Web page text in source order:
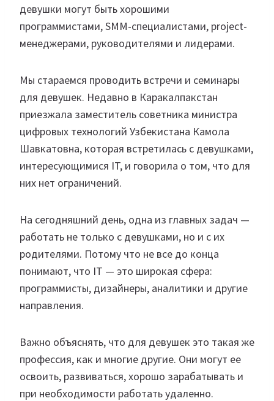
девушки могут быть хорошими
программистами, SMM-специалистами, project-
менеджерами, руководителями и лидерами.
Мы стараемся проводить встречи и семинары
для девушек. Недавно в Каракалпакстан
приезжала заместитель советника министра
цифровых технологий Узбекистана Камола
Шавкатовна, которая встретилась с девушками,
интересующимися IT, и говорила о том, что для
них нет ограничений.
На сегодняшний день, одна из главных задач —
работать не только с девушками, но и с их
родителями. Потому что не все до конца
понимают, что IT — это широкая сфера:
программисты, дизайнеры, аналитики и другие
направления.
Важно объяснять, что для девушек это такая же
профессия, как и многие другие. Они могут ее
освоить, развиваться, хорошо зарабатывать и
при необходимости работать удаленно.